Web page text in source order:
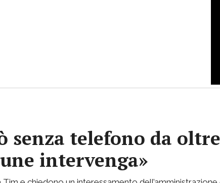
senza telefono da
intervenga»